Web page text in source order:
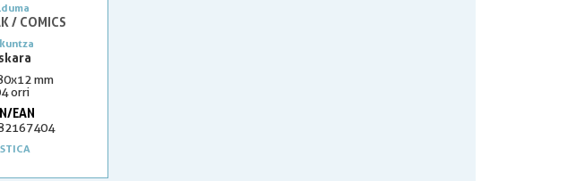
/ COMICS
mm
orri
EAN